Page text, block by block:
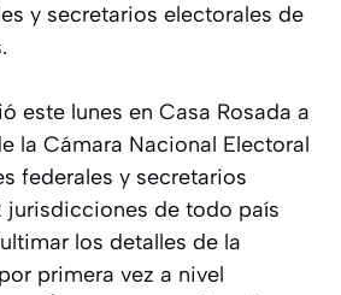
y secretarios electorales de
este lunes en Casa Rosada a
la Cámara Nacional Electoral
federales y secretarios
jurisdicciones de todo país
los detalles de la
primera vez a nivel